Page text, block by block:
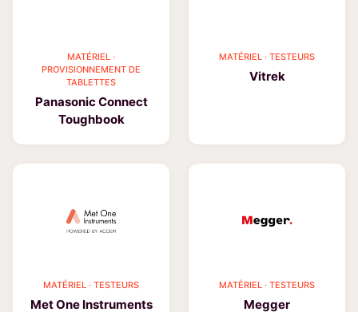
MATÉRIEL ·
PROVISIONNEMENT DE
TABLETTES
Panasonic Connect
Toughbook
MATÉRIEL · TESTEURS
Vitrek
MATÉRIEL · TESTEURS
Met One Instruments
MATÉRIEL · TESTEURS
Megger